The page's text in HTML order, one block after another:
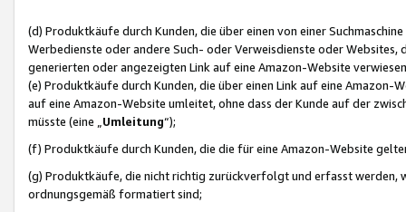
(d) Produktkäufe durch Kunden, die über einen von einer
Werbedienste oder andere Such- oder Verweisdienste oder Websites,
generierten oder angezeigten Link auf eine Amazon-Website
(e) Produktkäufe durch Kunden, die über einen Link auf eine
auf eine Amazon-Website umleitet, ohne dass der Kunde auf der
müsste (eine „ Umleitung“);
(f) Produktkäufe durch Kunden, die die für eine Amazon-Website
(g) Produktkäufe, die nicht richtig zurückverfolgt und erfasst werden,
ordnungsgemäß formatiert sind;